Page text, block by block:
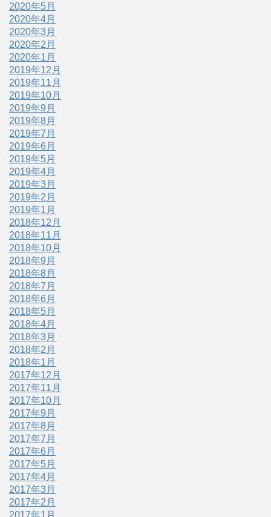
2020年5月
2020年4月
2020年3月
2020年2月
2020年1月
2019年12月
2019年11月
2019年10月
2019年9月
2019年8月
2019年7月
2019年6月
2019年5月
2019年4月
2019年3月
2019年2月
2019年1月
2018年12月
2018年11月
2018年10月
2018年9月
2018年8月
2018年7月
2018年6月
2018年5月
2018年4月
2018年3月
2018年2月
2018年1月
2017年12月
2017年11月
2017年10月
2017年9月
2017年8月
2017年7月
2017年6月
2017年5月
2017年4月
2017年3月
2017年2月
2017年1月